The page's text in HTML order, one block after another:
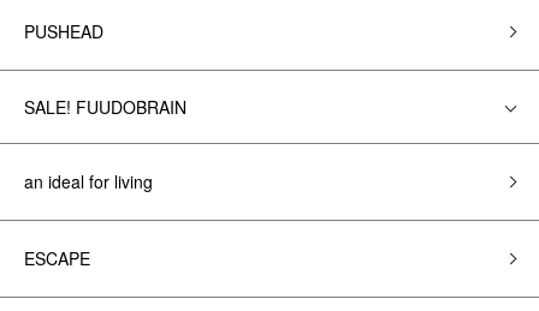
PUSHEAD
SALE! FUUDOBRAIN
an ideal for living
ESCAPE